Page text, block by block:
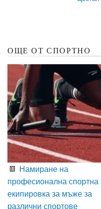
ОЩЕ ОТ СПОРТНО
Намиране на
професионална спортна
екипировка за мъже за
различни спортове